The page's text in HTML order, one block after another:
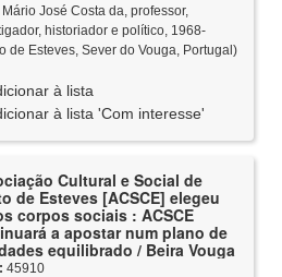
José Costa da, professor,
historiador e político, 1968-
de Esteves, Sever do Vouga, Portugal)
à lista
à lista 'Com interesse'
Cultural e Social de
de Esteves [ACSCE] elegeu
corpos sociais : ACSCE
a apostar num plano de
equilibrado / Beira Vouga
45910